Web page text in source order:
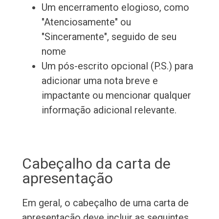
Um encerramento elogioso, como
"Atenciosamente" ou
"Sinceramente", seguido de seu
nome
Um pós-escrito opcional (P.S.) para
adicionar uma nota breve e
impactante ou mencionar qualquer
informação adicional relevante.
Cabeçalho da carta de
apresentação
Em geral, o cabeçalho de uma carta de